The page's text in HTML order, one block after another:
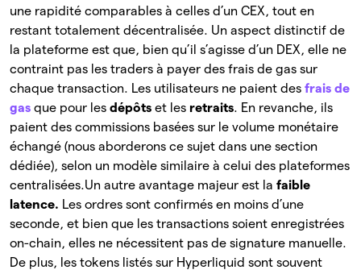
une rapidité comparables à celles d’un CEX, tout en
restant totalement décentralisée. Un aspect distinctif de
la plateforme est que, bien qu’il s’agisse d’un DEX, elle ne
contraint pas les traders à payer des frais de gas sur
chaque transaction. Les utilisateurs ne paient des frais de
gas que pour les dépôts et les retraits. En revanche, ils
paient des commissions basées sur le volume monétaire
échangé (nous aborderons ce sujet dans une section
dédiée), selon un modèle similaire à celui des plateformes
centralisées.Un autre avantage majeur est la faible
latence. Les ordres sont confirmés en moins d’une
seconde, et bien que les transactions soient enregistrées
on-chain, elles ne nécessitent pas de signature manuelle.
De plus, les tokens listés sur Hyperliquid sont souvent